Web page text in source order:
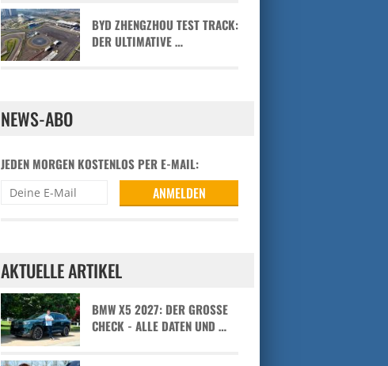
BYD ZHENGZHOU TEST TRACK:
DER ULTIMATIVE …
NEWS-ABO
JEDEN MORGEN KOSTENLOS PER E-MAIL:
AKTUELLE ARTIKEL
BMW X5 2027: DER GROSSE C
HECK - ALLE DATEN UND …